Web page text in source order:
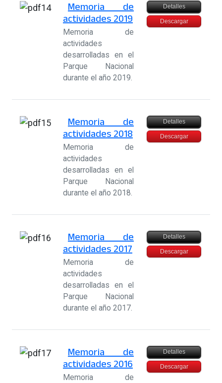
Memoria de
actividades 2019
Memoria de
actividades
desarrolladas en el
Parque Nacional
durante el año 2019.
Detalles
Descargar
Memoria de
actividades 2018
Memoria de
actividades
desarrolladas en el
Parque Nacional
durante el año 2018.
Detalles
Descargar
Memoria de
actividades 2017
Memoria de
actividades
desarrolladas en el
Parque Nacional
durante el año 2017.
Detalles
Descargar
Memoria de
actividades 2016
Memoria de
Detalles
Descargar